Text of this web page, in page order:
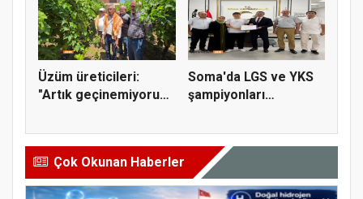
Üzüm üreticileri:
"Artık geçinemiyoruz,
Soma'da LGS ve YKS
şampiyonları
Çok Okunan Haberler